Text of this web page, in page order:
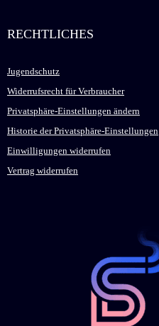
RECHTLICHES
Jugendschutz
Widerrufsrecht für Verbraucher
Privatsphäre-Einstellungen ändern
Historie der Privatsphäre-Einstellungen
Einwilligungen widerrufen
Vertrag widerrufen